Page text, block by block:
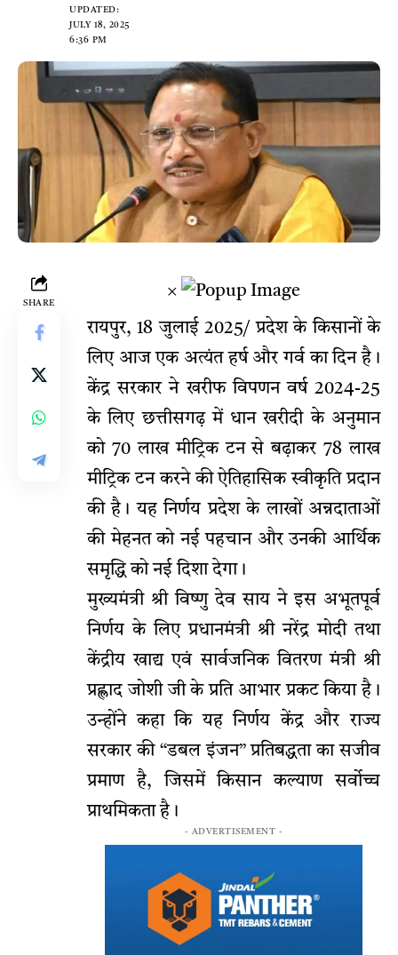
UPDATED:
JULY 18, 2025
6:36 PM
SHARE
×
रायपुर, 18 जुलाई 2025/ प्रदेश के किसानों के
लिए आज एक अत्यंत हर्ष और गर्व का दिन है।
केंद्र सरकार ने खरीफ विपणन वर्ष 2024-25
के लिए छत्तीसगढ़ में धान खरीदी के अनुमान
को 70 लाख मीट्रिक टन से बढ़ाकर 78 लाख
मीट्रिक टन करने की ऐतिहासिक स्वीकृति प्रदान
की है। यह निर्णय प्रदेश के लाखों अन्नदाताओं
की मेहनत को नई पहचान और उनकी आर्थिक
समृद्धि को नई दिशा देगा।
मुख्यमंत्री श्री विष्णु देव साय ने इस अभूतपूर्व
निर्णय के लिए प्रधानमंत्री श्री नरेंद्र मोदी तथा
केंद्रीय खाद्य एवं सार्वजनिक वितरण मंत्री श्री
प्रह्लाद जोशी जी के प्रति आभार प्रकट किया है।
उन्होंने कहा कि यह निर्णय केंद्र और राज्य
सरकार की “डबल इंजन” प्रतिबद्धता का सजीव
प्रमाण है, जिसमें किसान कल्याण सर्वोच्च
प्राथमिकता है।
- ADVERTISEMENT -